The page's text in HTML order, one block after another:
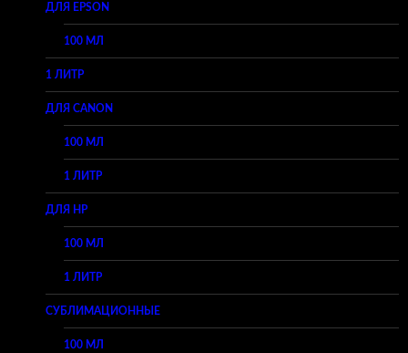
ДЛЯ EPSON
100 МЛ
1 ЛИТР
ДЛЯ CANON
100 МЛ
1 ЛИТР
ДЛЯ HP
100 МЛ
1 ЛИТР
СУБЛИМАЦИОННЫЕ
100 МЛ